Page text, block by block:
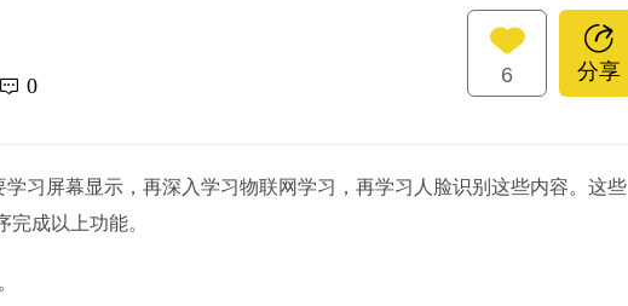
0 6 分享
习屏幕显示，再深入学习物联网学习，再学习人脸识别这些内容。这些
成以上功能。